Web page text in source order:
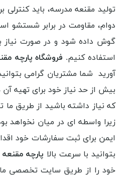
تولید مقنعه مدرسه، باید
دوام، مقاومت در برابر شستشو
گوش داده شود و در صورت نیاز
استفاده کنیم. فروشگاه پارچه
آورید شما مشتریان گرامی
بیش از حد نیاز خود برای تهیه آن
که نیاز داشته باشید از طریق ما
زیرا واسطه ای در میان نخواهد
ایمن برای ثبت سفارشات خود
بتوانید با سرعت بالا پارچه
خود را از طریق سایت تخصصی ما